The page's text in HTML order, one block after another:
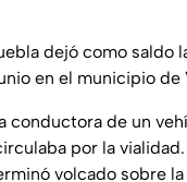
dejó como saldo
en el municipio de
conductora de un
por la
volcado sobre